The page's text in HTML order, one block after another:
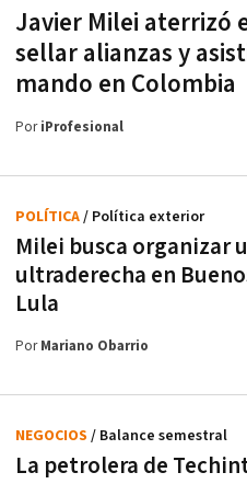
Javier Milei aterrizó
sellar alianzas y
mando en Colombia
PoriProfesional
Milei busca organizar
ultraderecha en
Lula
POLÍTICA/ Política exterior
PorMariano Obarrio
La petrolera de
NEGOCIOS / Balance semestral